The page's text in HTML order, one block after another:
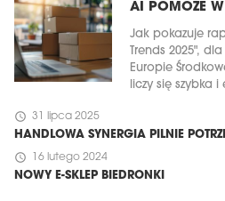
AI POMOŻE
Jak pokazuje
Trends 2025",
Europie
liczy się szybka
schedule 31 lipca 2025
HANDLOWA SYNERGIA PILNIE
schedule 16 lutego 2024
NOWY E-SKLEP BIEDRONKI